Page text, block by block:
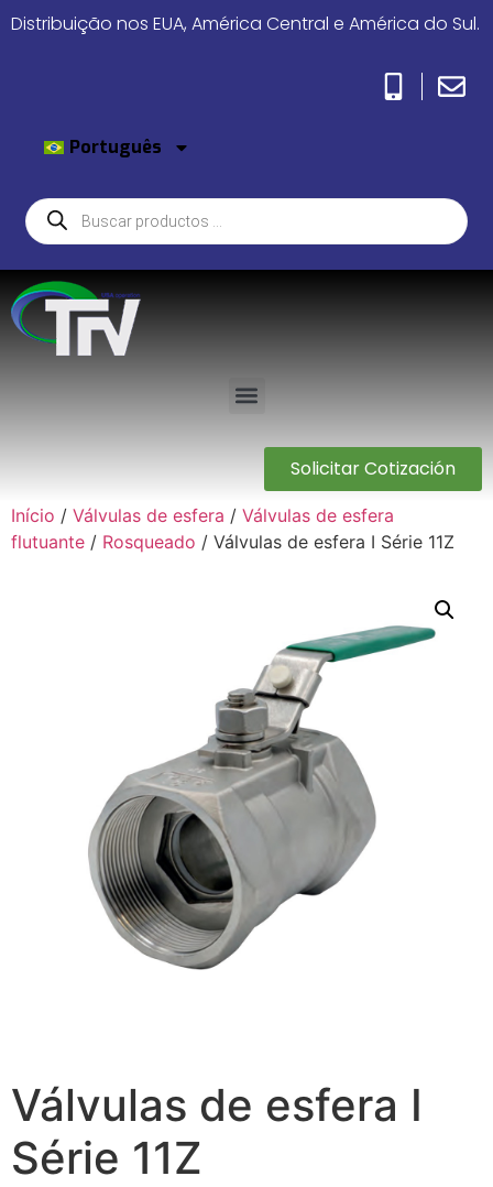
Distribuição nos EUA, América Central e América do Sul.
Português
Solicitar Cotización
Início / Válvulas de esfera / Válvulas de esfera
flutuante / Rosqueado / Válvulas de esfera I Série 11Z
Válvulas de esfera I
Série 11Z